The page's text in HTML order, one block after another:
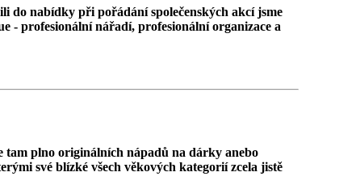
do nabídky při pořádání společenských akcí jsme
- profesionální nářadí, profesionální organizace a
tam plno originálních nápadů na dárky anebo
své blízké všech věkových kategorií zcela jistě